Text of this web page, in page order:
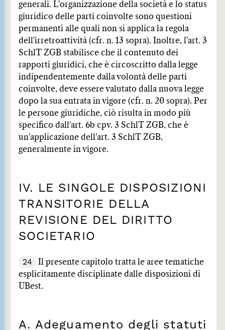
generali. L'organizzazione della società e lo status
giuridico delle parti coinvolte sono questioni
permanenti alle quali non si applica la regola
dell'irretroattività (cfr. n. 13 sopra). Inoltre, l'art. 3
SchlT ZGB stabilisce che il contenuto dei
rapporti giuridici, che è circoscritto dalla legge
indipendentemente dalla volontà delle parti
coinvolte, deve essere valutato dalla nuova legge
dopo la sua entrata in vigore (cfr. n. 20 sopra). Per
le persone giuridiche, ciò risulta in modo più
specifico dall'art. 6b cpv. 3 SchlT ZGB, che è
un'applicazione dell'art. 3 SchlT ZGB,
generalmente in vigore.
IV. LE SINGOLE DISPOSIZIONI
TRANSITORIE DELLA
REVISIONE DEL DIRITTO
SOCIETARIO
24
Il presente capitolo tratta le aree tematiche
esplicitamente disciplinate dalle disposizioni di
ÜBest.
A. Adeguamento degli statuti